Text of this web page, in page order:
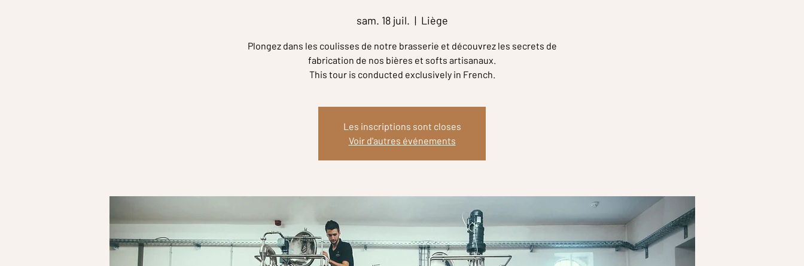
sam. 18 juil.
  |
Liège
Plongez dans les coulisses de notre brasserie et découvrez les secrets de
fabrication de nos bières et softs artisanaux.
Les inscriptions sont closes
Voir d'autres événements